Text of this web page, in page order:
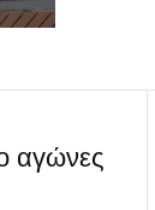
αγώνες